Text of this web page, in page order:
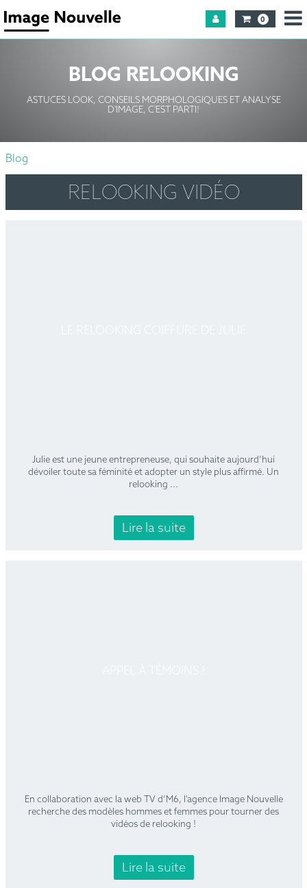
0
BLOG RELOOKING
ASTUCES LOOK, CONSEILS MORPHOLOGIQUES ET ANALYSE
D'IMAGE, C'EST PARTI!
Blog
RELOOKING VIDÉO
Julie est une jeune entrepreneuse, qui souhaite aujourd’hui
dévoiler toute sa féminité et adopter un style plus affirmé. Un
relooking ...
Lire la suite
En collaboration avec la web TV d’M6, l'agence Image Nouvelle
recherche des modèles hommes et femmes pour tourner des
vidéos de relooking !
Lire la suite